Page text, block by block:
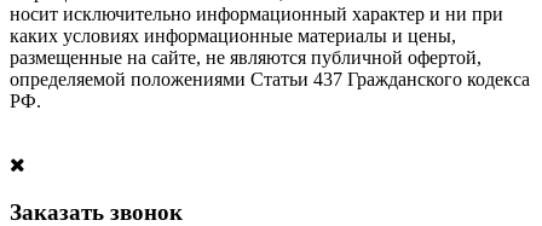
носит исключительно информационный характер и ни при
каких условиях информационные материалы и цены,
размещенные на сайте, не являются публичной офертой,
определяемой положениями Статьи 437 Гражданского кодекса
РФ.
Заказать звонок